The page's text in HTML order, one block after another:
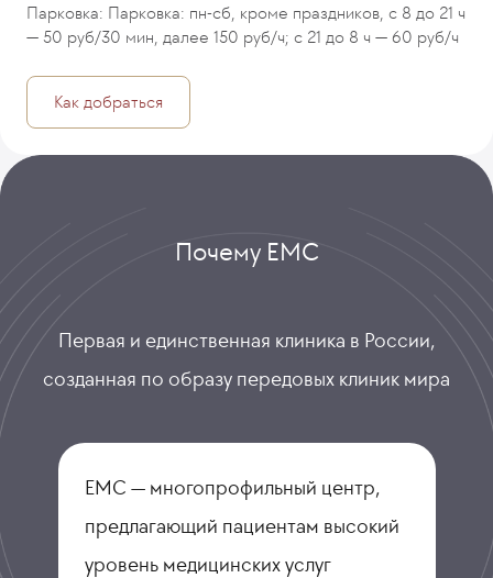
Парковка: Парковка: пн-сб, кроме праздников, с 8 до 21 ч
— 50 руб/30 мин, далее 150 руб/ч; с 21 до 8 ч — 60 руб/ч
Как добраться
Почему ЕМС
Первая и единственная клиника в России,
созданная по образу передовых клиник мира
ЕМС — многопрофильный центр,
предлагающий пациентам высокий
уровень медицинских услуг